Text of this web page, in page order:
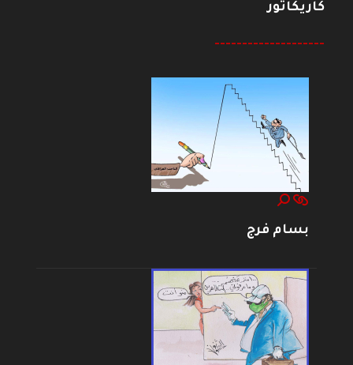
كاريكاتور
--------------------
بسام فرج